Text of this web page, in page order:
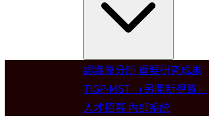
Welcome
歡迎本所新聘合聘研究員
認識原分所重要研究成果
TIGP-MST （另開新視窗）
人才招募 內部系統